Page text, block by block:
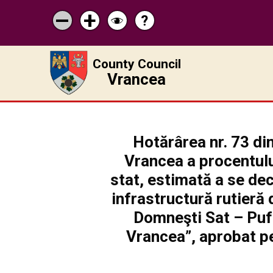
Micșorează
scrisul
Mărește
scrisul
Schimbă
contrastul
Help
?
County Council
Vrancea
Hotărârea nr. 73
Vrancea a
stat, estimată a se
infrastructură rutieră
Domneşti Sat –
Vrancea”, aprobat